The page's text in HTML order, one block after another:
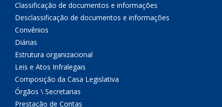
Classificação de documentos e informações
Desclassificação de documentos e informações
Convênios
Diárias
Estrutura organizacional
Leis e Atos Infralegais
Composição da Casa Legislativa
Órgãos \ Secretarias
Prestação de Contas